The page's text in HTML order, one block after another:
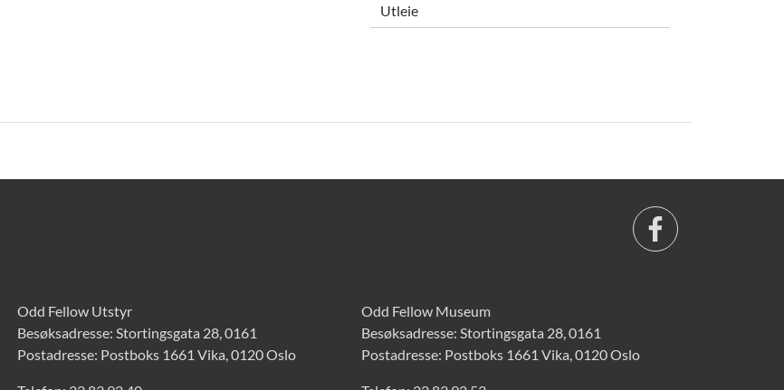
Utleie
Odd Fellow Utstyr
Besøksadresse: Stortingsgata 28, 0161
Postadresse: Postboks 1661 Vika, 0120 Oslo
Odd Fellow Museum
Besøksadresse: Stortingsgata 28, 0161
Postadresse: Postboks 1661 Vika, 0120 Oslo